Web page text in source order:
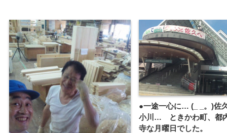
●一途一心に… (_ _。)佐
小川… ときかわ町、都
寺な月曜日でした。